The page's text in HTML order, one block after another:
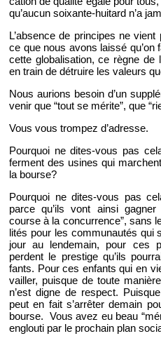
qu’au­cun soixante-hui­tard n’a
L’ab­sence de prin­cipes ne
ce que nous avons laissé qu’on
cette glo­ba­li­sa­tion, ce règne
en train de dé­truire les va­leurs
Nous au­rions be­soin d’un
ve­nir que “tout se mé­rite”, que
Vous vous trom­pez d’adresse.
Pour­quoi ne dites-vous pas
ferment des usines qui
la bourse?
Pour­quoi ne dites-vous pas
parce qu’ils vont ainsi
course à la concur­rence”, sans
li­tés pour les com­mu­nau­tés qui
jour au len­de­main, pour ces
perdent le pres­tige qu’ils
fants. Pour ces en­fants qui en
vailler, puisque de toute
n’est digne de res­pect.
peut en fait s’ar­rê­ter de­main
bourse. Vous avez eu beau
en­glouti par le pro­chain plan